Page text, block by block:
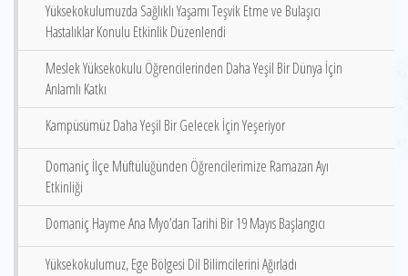
Yüksekokulumuzda Sağlıklı Yaşamı Teşvik Etme ve Bulaşıcı
Hastalıklar Konulu Etkinlik Düzenlendi
Meslek Yüksekokulu Öğrencilerinden Daha Yeşil Bir Dünya İçin
Anlamlı Katkı
Kampüsümüz Daha Yeşil Bir Gelecek İçin Yeşeriyor
Domaniç İlçe Müftülüğünden Öğrencilerimize Ramazan Ayı
Etkinliği
Domaniç Hayme Ana Myo’dan Tarihi Bir 19 Mayıs Başlangıcı
Yüksekokulumuz, Ege Bölgesi Dil Bilimcilerini Ağırladı